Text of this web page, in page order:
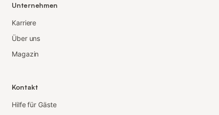
Unternehmen
Karriere
Über uns
Magazin
Kontakt
Hilfe für Gäste